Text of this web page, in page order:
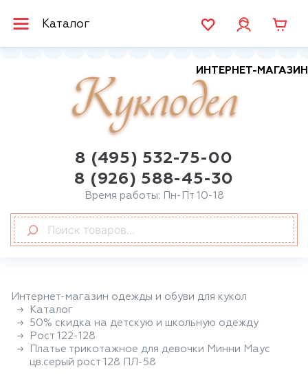
Каталог
ИНТЕРНЕТ-МАГАЗИН
Куклодел
8 (495) 532-75-00
8 (926) 588-45-30
Время работы: Пн-Пт 10-18
Интернет-магазин одежды и обуви для кукол
Каталог
50% скидка на детскую и школьную одежду
Рост 122-128
Платье трикотажное для девочки Минни Маус
цв.серый рост 128 ПЛ-58